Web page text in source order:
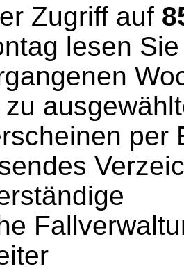
Zugriff auf
lesen
zu
per